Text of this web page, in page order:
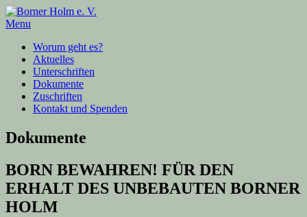
Menu
Worum geht es?
Aktuelles
Unterschriften
Dokumente
Zuschriften
Kontakt und Spenden
Dokumente
BORN BEWAHREN! FÜR DEN
ERHALT DES UNBEBAUTEN BORNER
HOLM